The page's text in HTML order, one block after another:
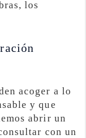
los
acoger a lo
y que
abrir un
con un